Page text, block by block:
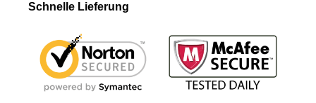
Schnelle Lieferung